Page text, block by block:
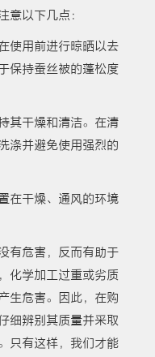
意以下几点：
使用前进行晾晒以去
保持蚕丝被的蓬松度
其干燥和清洁。在清
涤并避免使用强烈的
在干燥、通风的环境
有危害，反而有助于
化学加工过重或劣质
生危害。因此，在购
细辨别其质量并采取
只有这样，我们才能